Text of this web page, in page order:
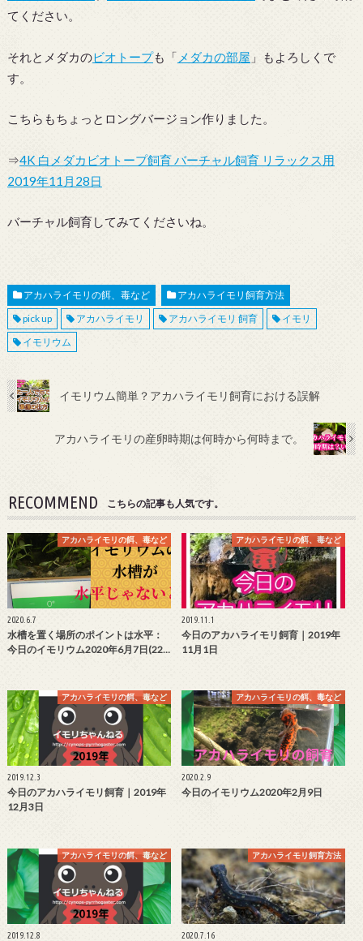
てください。
それとメダカのビオトープも「 メダカの部屋 」もよろしくで
す。
こちらもちょっとロングバージョン作りました。
⇒4K 白メダカビオトープ飼育 バーチャル飼育 リラックス用
2019年11月28日
バーチャル飼育してみてくださいね。
アカハライモリの餌、毒など
アカハライモリ飼育方法
pick up
アカハライモリ アカハライモリ 飼育
イモリ
イモリウム
イモリウム簡単？アカハライモリ飼育における誤解
アカハライモリの産卵時期は何時から何時まで。
RECOMMEND こちらの記事も人気です。
アカハライモリの餌、毒など
2020.6.7
水槽を置く場所のポイントは水平：
今日のイモリウム2020年6月7日(22…
アカハライモリの餌、毒など
2019.11.1
今日のアカハライモリ飼育｜2019年
11月1日
アカハライモリの餌、毒など
2019.12.3
今日のアカハライモリ飼育｜2019年
12月3日
アカハライモリの餌、毒など
2020.2.9
今日のイモリウム2020年2月9日
アカハライモリの餌、毒など
2019.12.8
アカハライモリ飼育方法
2020.7.16